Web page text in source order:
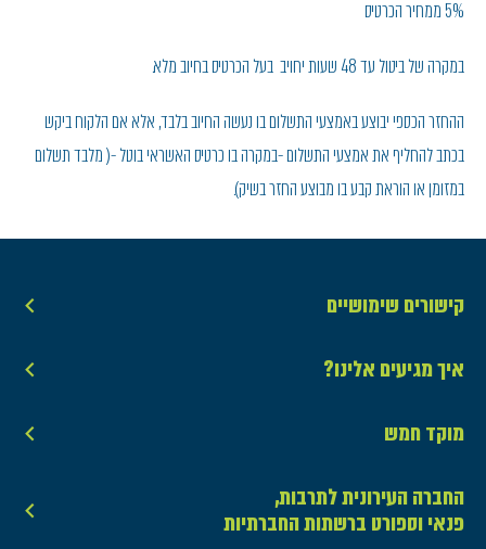
5% ממחיר הכרטיס
במקרה של ביטול עד 48 שעות יחויב בעל הכרטיס בחיוב מלא.
ההחזר הכספי יבוצע באמצעי התשלום בו נעשה החיוב בלבד, אלא אם הלקוח ביקש
בכתב להחליף את אמצעי התשלום -במקרה בו כרטיס האשראי בוטל -( מלבד תשלום
במזומן או הוראת קבע בו מבוצע החזר בשיק).
קישורים שימושיים
איך מגיעים אלינו?
מוקד חמש
החברה העירונית לתרבות,
פנאי וספורט ברשתות החברתיות